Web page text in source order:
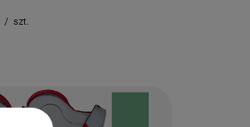
/ szt.